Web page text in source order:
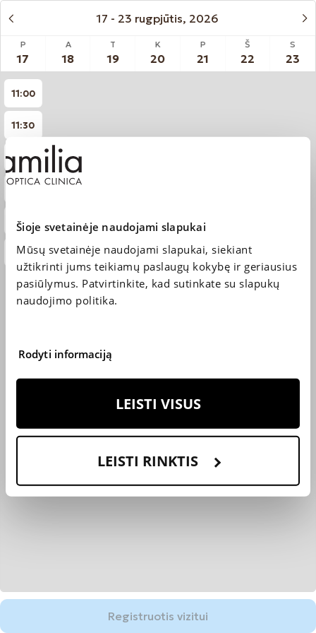
Šioje svetainėje naudojami slapukai
Mūsų svetainėje naudojami slapukai, siekiant
užtikrinti jums teikiamų paslaugų kokybę ir geriausius
pasiūlymus. Patvirtinkite, kad sutinkate su slapukų
naudojimo politika.
Rodyti informaciją
LEISTI VISUS
LEISTI RINKTIS
17 - 23 rugpjūtis, 2026
P
17
11:00
11:30
12:00
12:30
13:00
13:30
A
18
T
19
K
20
P
21
Š
22
S
23
Registruotis vizitui